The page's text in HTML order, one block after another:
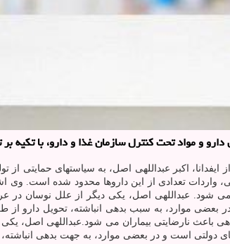
کنترل سازمان غذا و دارو، با تکیه بر توان تولید داخل در عرصه درمان سرطان،
ایفدانا، اکبر عبداللهی اصل، به سیاستهای حمایتی
واردات تعدادی از این داروها محدود شده است.
می شود. عبداللهی اصل، یکی دیگر از علل نوسان در
بعضی موارد، به سبب بدهی انباشته، تحویل دارو
باعث نارضایتی بیماران می شود.عبداللهی اصل،
دولتی است و در بعضی موارد، به جهت بدهی